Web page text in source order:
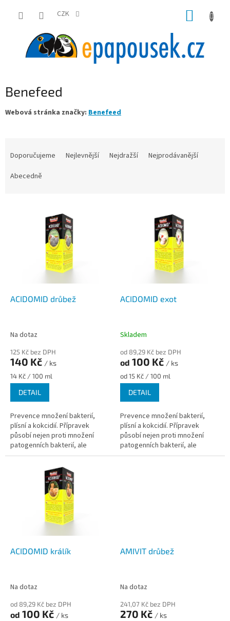
CZK
Benefeed
Webová stránka značky: Benefeed
Doporučujeme Nejlevnější Nejdražší
Nejprodávanější
Abecedně
ACIDOMID drůbež
Na dotaz
125 Kč bez DPH
140 Kč / ks
Měrná
cena:
14 Kč / 100 ml
DETAIL
Prevence množení bakterií,
plísní a kokcidií. Přípravek
působí nejen proti množení
patogenních bakterií, ale
také proti různým
nitrobuněčným parazitům, jako
ACIDOMID exot
Skladem
od 89,29 Kč bez DPH
od 100 Kč / ks
Měrná
cena:
od 15 Kč / 100 ml
DETAIL
Prevence množení bakterií,
plísní a kokcidií. Přípravek
působí nejen proti množení
patogenních bakterií, ale
také proti různým
ACIDOMID králík
Na dotaz
od 89,29 Kč bez DPH
od 100 Kč / ks
AMIVIT drůbež
Na dotaz
241,07 Kč bez DPH
270 Kč / ks